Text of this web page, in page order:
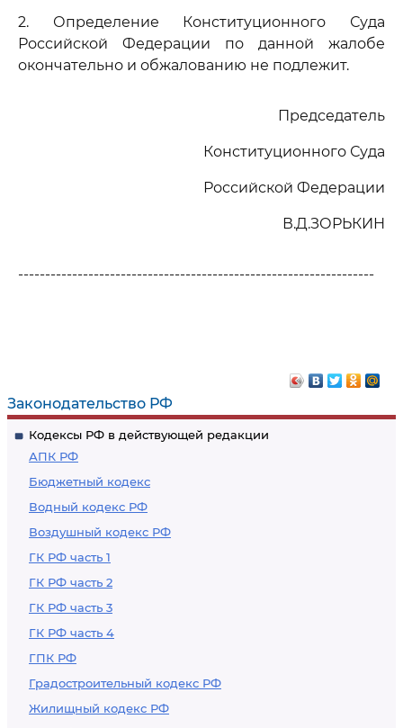
Законодательство РФ
Кодексы РФ в действующей редакции
АПК РФ
Бюджетный кодекс
Водный кодекс РФ
Воздушный кодекс РФ
ГК РФ часть 1
ГК РФ часть 2
ГК РФ часть 3
ГК РФ часть 4
ГПК РФ
Градостроительный кодекс РФ
Жилищный кодекс РФ
2. Определение Конституционного Суда
Российской Федерации по данной жалобе
окончательно и обжалованию не подлежит.
Председатель
Конституционного Суда
Российской Федерации
В.Д.ЗОРЬКИН
------------------------------------------------------------------